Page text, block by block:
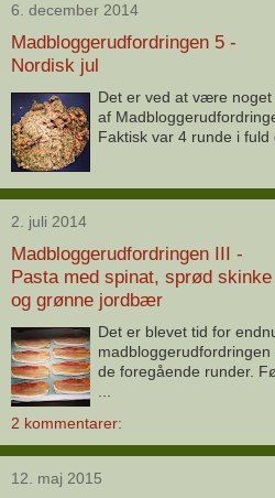
6. december 2014
Madbloggerudfordringen 5 -
Nordisk jul
Det er ved at være
af
Faktisk var 4 runde i fuld
2. juli 2014
Madbloggerudfordringen III -
Pasta med spinat, sprød skinke
og grønne jordbær
Det er blevet tid for
de foregående runder.
2 kommentarer:
12. maj 2015